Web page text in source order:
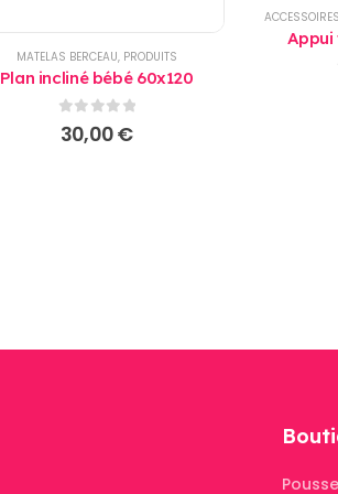
MATELAS BERCEAU, PRODUITS
Plan incliné bébé 60x120
0sur 5
30,00€
Appui